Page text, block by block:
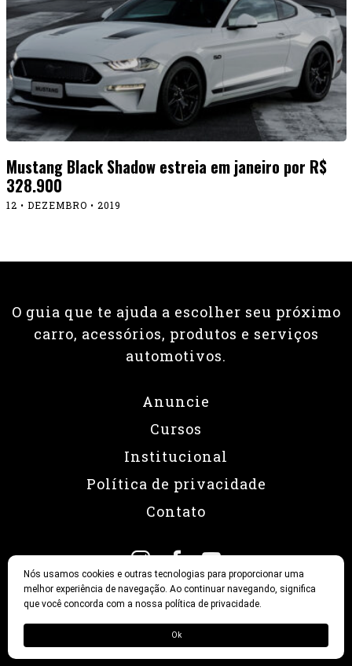
Mustang Black Shadow estreia em janeiro por R$
328.900
12 • DEZEMBRO • 2019
O guia que te ajuda a escolher seu próximo
carro, acessórios, produtos e serviços
automotivos.
Anuncie
Cursos
Institucional
Política de privacidade
Contato
Nós usamos cookies e outras tecnologias para proporcionar uma
melhor experiência de navegação. Ao continuar navegando, significa
que você concorda com a nossa política de privacidade.
Ok